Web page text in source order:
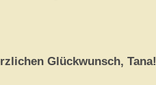
Glückwunsch, Tana!